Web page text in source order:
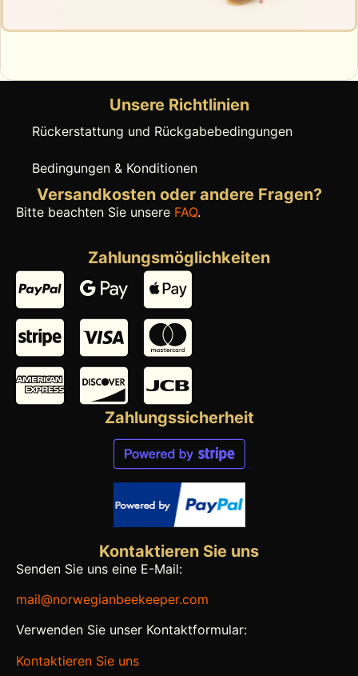
Unsere Richtlinien
Rückerstattung und Rückgabebedingungen
Bedingungen & Konditionen
Versandkosten oder andere Fragen?
Bitte beachten Sie unsere FAQ.
Zahlungsmöglichkeiten
Zahlungssicherheit
Kontaktieren Sie uns
Senden Sie uns eine E-Mail:
mail@norwegianbeekeeper.com
Verwenden Sie unser Kontaktformular:
Kontaktieren Sie uns